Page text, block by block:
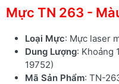
Mực TN 263 -
Loại Mực: Mực laser
Dung Lượng: Khoảng
19752)
Mã Sản Phẩm: TN-